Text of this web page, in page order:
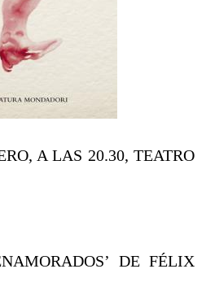
A LAS 20.30, TEATRO
DE FÉLIX